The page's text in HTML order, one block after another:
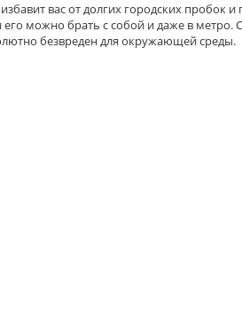
вас от долгих городских пробок и
его можно брать с собой и даже в
безвреден для окружающей среды.